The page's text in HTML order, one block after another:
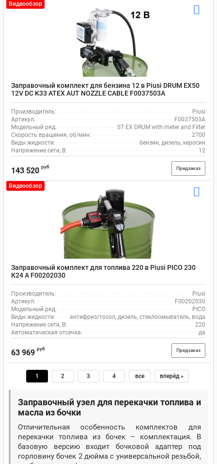
Видеообзор
Заправочный комплект для бензина 12 в Piusi DRUM EX50
12V DC K33 ATEX AUT NOZZLE CABLE F0037503A
Производитель:
Piusi
Артикул:
F0037503A
Модельный ряд:
ST EX DRUM with meter and Filter
Скорость вращения, об/мин:
2700
Виды жидкости:
бензин, дизель, керосин
Напряжение сети, В:
12
143 520 руб Предзаказ
Видеообзор
Заправочный комплект для топлива 220 в Piusi PICO 230
К24 А F00202030
Производитель:
Piusi
Артикул:
F00202030
Модельный ряд:
PICO
Виды жидкости:
антифриз/тосол, дизель, стеклоомыватель, вода
Напряжение сети, В:
220
Автоматическая отсечка:
да
63 969 руб Предзаказ
1 2 3 4 все вперёд »
Заправочный узел для перекачки топлива и
масла из бочки
Отличительная особенность комплектов для
перекачки топлива из бочек – комплектация. В
базовую версию входит бочковой адаптер под
горловину бочек 2 дюйма с универсальной резьбой,